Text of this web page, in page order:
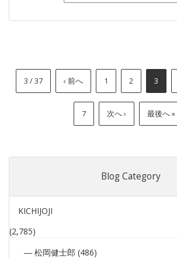
3 / 37 ‹ 前へ 1 2 3
7 次へ › 最後へ »
Blog Category
KICHIJOJI
(2,785)
松岡健士郎 (486)